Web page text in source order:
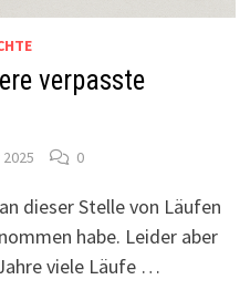
verpasste
0
dieser Stelle von Läufen
habe. Leider aber
viele Läufe …